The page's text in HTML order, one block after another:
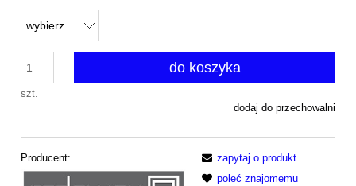
szt.
do koszyka
dodaj do przechowalni
Producent:
zapytaj o produkt
poleć znajomemu